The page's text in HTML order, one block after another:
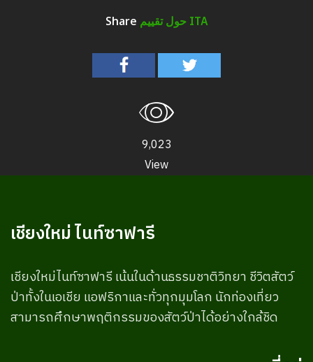
Share حول تقييم ITA
9,023
View
เชียงใหม่ ไนท์ซาฟารี
เชียงใหม่ไนท์ซาฟารี เน้นในด้านธรรมชาติวิทยา ชีวิตสัตว์
ป่าทั้งในเอเชีย แอฟริกาและทั่วทุกมุมโลก นักท่องเที่ยว
สามารถศึกษาพฤติกรรมของสัตว์ป่าได้อย่างใกล้ชิด